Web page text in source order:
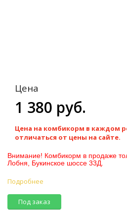
Цена
1 380 руб.
Цена на комбикорм в каждом
отличаться от цены на сайте.
Внимание! Комбикорм в продаже
Лобня, Букинское шоссе 33Д.
Подробнее
Под заказ